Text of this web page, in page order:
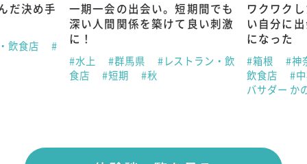
だ決め手
飲食店 #
一期一会の出会い。短期間でも
深い人間関係を築けて良い刺激
に！
#水上 #群馬県
#レストラン・飲
食店
#短期 #秋
ワクワク
い自分に
になった
#箱根
#神
飲食店
#
バサダー か